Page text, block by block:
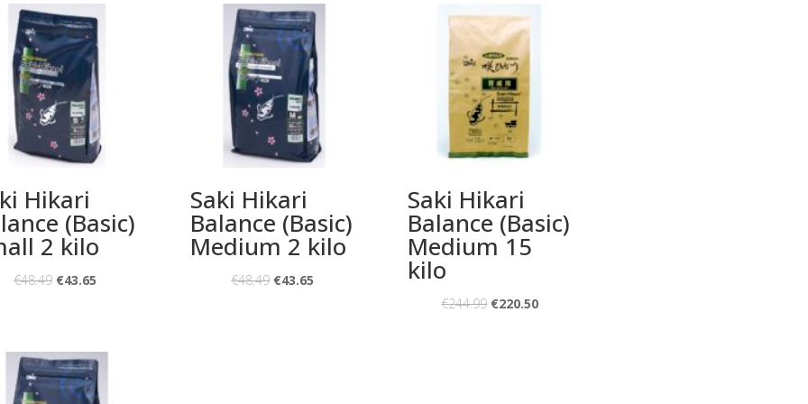
Hikari
(Basic)
2 kilo
€48.49 €43.65
Saki Hikari
Balance (Basic)
Medium 2 kilo
€48.49 €43.65
Saki Hikari
Balance (Basic)
Medium 15
kilo
€244.99 €220.50